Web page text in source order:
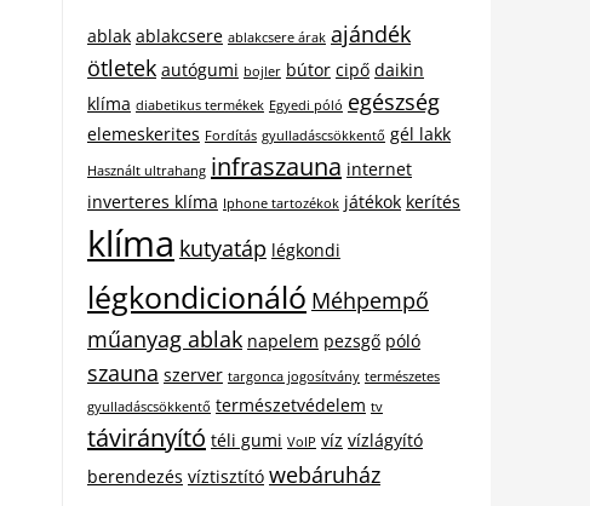
ablak ablakcsere ablakcsere árak ajándék
ötletek autógumi bojler bútor cipő daikin
klíma diabetikus termékek Egyedi póló egészség
elemeskerites Fordítás gyulladáscsökkentő gél lakk
Használt ultrahang infraszauna internet
inverteres klíma Iphone tartozékok játékok kerítés
klíma kutyatáp légkondi
légkondicionáló Méhpempő
műanyag ablak napelem pezsgő póló
szauna szerver targonca jogosítvány természetes
gyulladáscsökkentő természetvédelem tv
távirányító téli gumi VoIP víz vízlágyító
berendezés víztisztító webáruház